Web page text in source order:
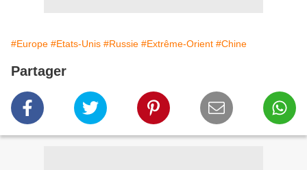
#Europe #Etats-Unis #Russie #Extrême-Orient #Chine
Partager